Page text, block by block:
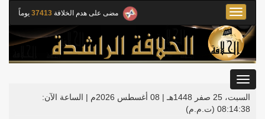
مضى على هدم الخلافة 37413 يوماً
Toggle
navigation
السبت، 25 صفر 1448هـ | 08 أغسطس 2026م |
الساعة الآن:
08:14:39 (ت.م.م)